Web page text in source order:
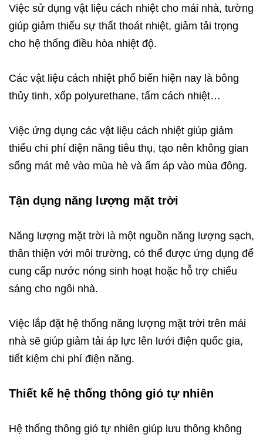
Việc sử dụng vật liệu cách nhiệt cho mái nhà, tường
giúp giảm thiểu sự thất thoát nhiệt, giảm tải trọng
cho hệ thống điều hòa nhiệt độ.
Các vật liệu cách nhiệt phổ biến hiện nay là bông
thủy tinh, xốp polyurethane, tấm cách nhiệt…
Việc ứng dụng các vật liệu cách nhiệt giúp giảm
thiểu chi phí điện năng tiêu thụ, tạo nên không gian
sống mát mẻ vào mùa hè và ấm áp vào mùa đông.
Tận dụng năng lượng mặt trời
Năng lượng mặt trời là một nguồn năng lượng sạch,
thân thiện với môi trường, có thể được ứng dụng để
cung cấp nước nóng sinh hoạt hoặc hỗ trợ chiếu
sáng cho ngôi nhà.
Việc lắp đặt hệ thống năng lượng mặt trời trên mái
nhà sẽ giúp giảm tải áp lực lên lưới điện quốc gia,
tiết kiệm chi phí điện năng.
Thiết kế hệ thống thông gió tự nhiên
Hệ thống thông gió tự nhiên giúp lưu thông không